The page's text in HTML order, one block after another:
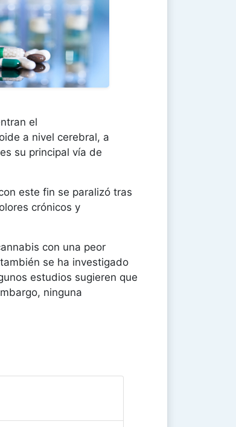
el
a nivel cerebral, a
su principal vía de
este fin se paralizó tras
crónicos y
con una peor
se ha investigado
estudios sugieren que
ninguna